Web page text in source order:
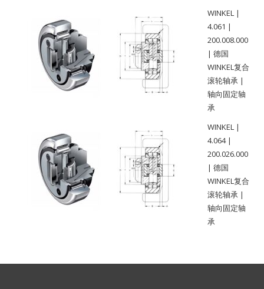
WINKEL |
4.061 |
200.008.000
| 德国
WINKEL复合
滚轮轴承 |
轴向固定轴
承
WINKEL |
4.064 |
200.026.000
| 德国
WINKEL复合
滚轮轴承 |
轴向固定轴
承